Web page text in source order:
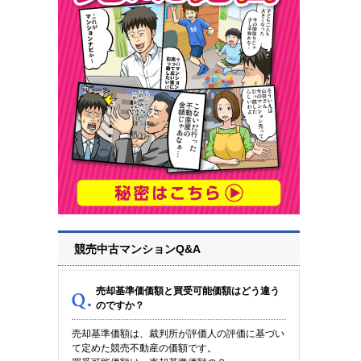
競売中古マンションQ&A
売却基準価価額と買受可能価額はどう違う
のですか？
売却基準価額は、裁判所が評価人の評価に基づい
て定めた競売不動産の価額です。